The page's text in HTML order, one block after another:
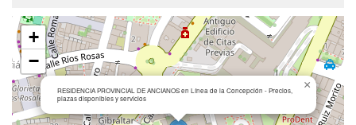
Cargando mapa...
RESIDENCIA PROVINCIAL DE ANCIANOS en Línea de la Concepción - Precios,
plazas disponibles y servicios
×
+
−